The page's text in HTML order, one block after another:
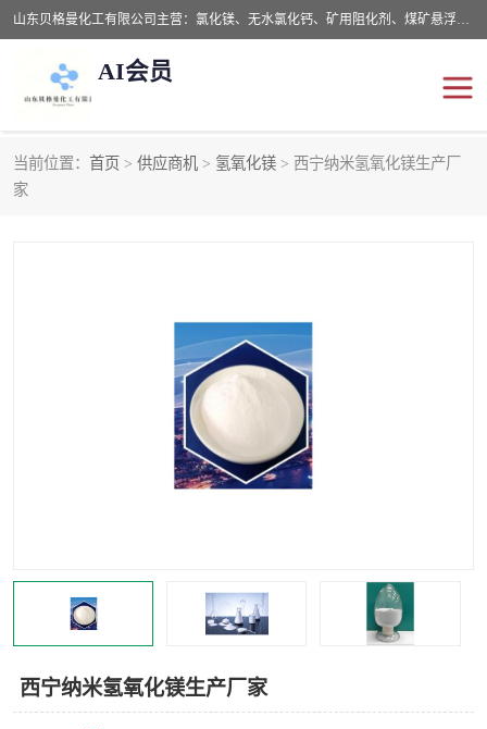
山东贝格曼化工有限公司主营：氯化镁、无水氯化钙、矿用阻化剂、煤矿悬浮剂、道路抑尘剂、氢氧化镁，防灭火剂等，公司位于山东省潍坊市滨海经济开发区,是专业从事对各种精细化工集研究、开发、制造于一体的现代化大型跨境化工企业，公司本着诚信经营、给每一位客户提供专业服务。
AI会员
当前位置： 首页 > 供应商机 > 氢氧化镁 > 西宁纳米氢氧化镁生产厂
家
西宁纳米氢氧化镁生产厂家